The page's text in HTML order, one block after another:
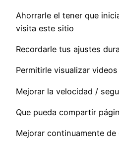
Ahorrarle el tener que
visita este sitio
Recordarle tus ajustes
Permitirle visualizar videos
Mejorar la velocidad /
Que pueda compartir
Mejorar continuamente